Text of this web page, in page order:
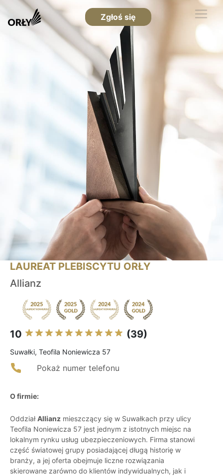
Zgłoś się
LAUREAT PLEBISCYTU ORŁY
Allianz
10 (39)
Suwałki, Teofila Noniewicza 57
Pokaż numer telefonu
O firmie:
OddziałAllianz mieszczący się w Suwałkach przy ulicy
Teofila Noniewicza 57 jest jednym z istotnych miejsc na
lokalnym rynku usług ubezpieczeniowych. Firma stanowi
część światowej grupy posiadającej długą historię w
branży, a jej oferta obejmuje liczne rozwiązania
skierowane zarówno do klientów indywidualnych, jak i